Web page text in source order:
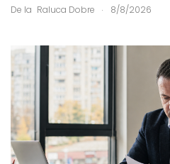
De la Raluca Dobre . 8/8/2026